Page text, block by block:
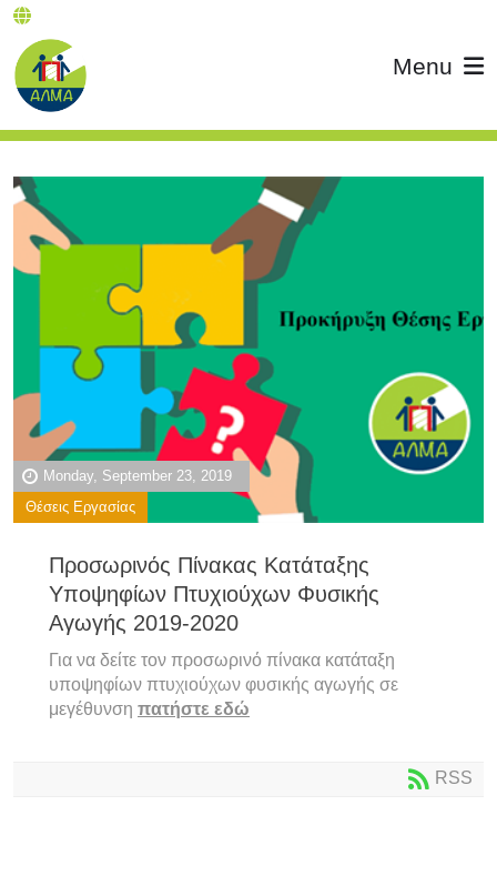
Menu
Monday, September 23, 2019
Θέσεις Εργασίας
Προσωρινός Πίνακας Κατάταξης
Υποψηφίων Πτυχιούχων Φυσικής
Αγωγής 2019-2020
Για να δείτε τον προσωρινό πίνακα κατάταξη
υποψηφίων πτυχιούχων φυσικής αγωγής σε
μεγέθυνση πατήστε εδώ
RSS